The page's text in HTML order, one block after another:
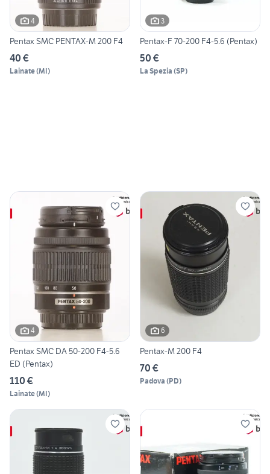
4
Pentax SMC PENTAX-M 200 F4
40 €
Lainate(MI)
3
Pentax-F 70-200 F4-5.6 (Pentax)
50 €
La Spezia (SP)
4
Pentax SMC DA 50-200 F4-5.6
ED (Pentax)
110 €
Lainate(MI)
6
Pentax-M 200 F4
70 €
Padova (PD)